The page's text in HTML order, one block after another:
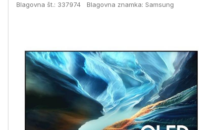
Blagovna št.: 337974 Blagovna znamka: Samsung